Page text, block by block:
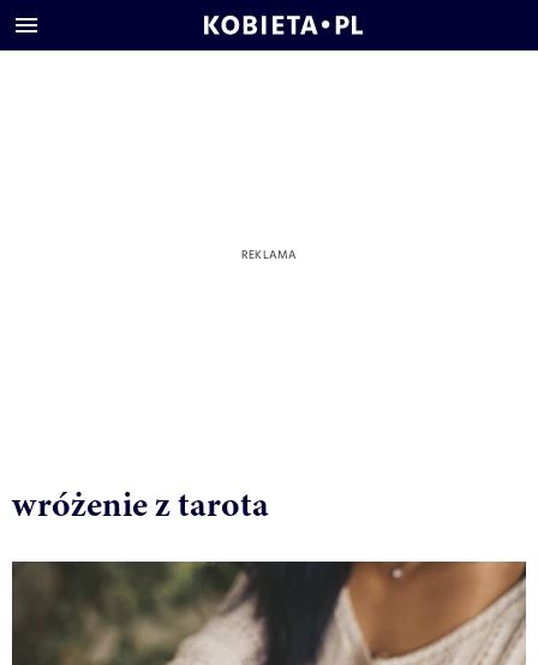
wróżenie z tarota